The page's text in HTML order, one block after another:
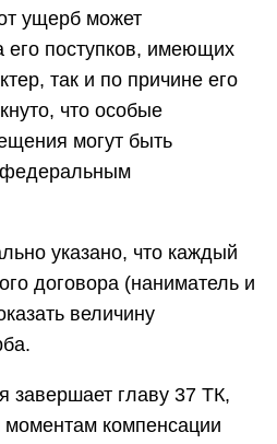
ущерб может
его поступков, имеющих
так и по причине его
что особые
могут быть
указано, что каждый
договора (наниматель и
величину
завершает главу 37 ТК,
компенсации